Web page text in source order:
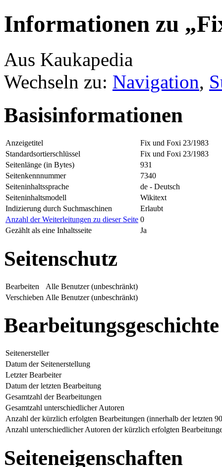
Informationen zu
Aus Kaukapedia
Wechseln zu: Navigation,
Basisinformationen
Anzeigetitel
Fix und Foxi 23/1983
Standardsortierschlüssel
Fix und Foxi 23/1983
Seitenlänge (in Bytes)
931
Seitenkennnummer
7340
Seiteninhaltssprache
de - Deutsch
Seiteninhaltsmodell
Wikitext
Indizierung durch Suchmaschinen
Erlaubt
Anzahl der Weiterleitungen zu dieser Seite 0
Gezählt als eine Inhaltsseite
Ja
Seitenschutz
Bearbeiten
Alle Benutzer (unbeschränkt)
Verschieben Alle Benutzer (unbeschränkt)
Bearbeitungsgeschichte
Seitenersteller
Datum der Seitenerstellung
Letzter Bearbeiter
Datum der letzten Bearbeitung
Gesamtzahl der Bearbeitungen
Gesamtzahl unterschiedlicher Autoren
Anzahl der kürzlich erfolgten Bearbeitungen (innerhalb der letzten
Anzahl unterschiedlicher Autoren der kürzlich erfolgten
Seiteneigenschaften